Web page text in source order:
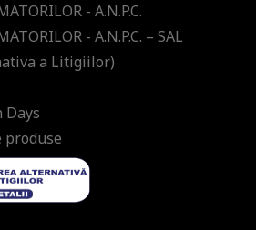
- A.N.P.C.
- A.N.P.C. – SAL
a Litigiilor)
Days